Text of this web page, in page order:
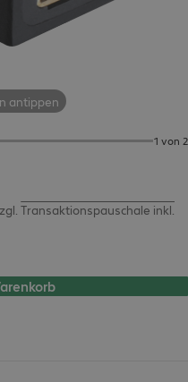
antippen
1 von 2
Transaktionspauschale inkl.